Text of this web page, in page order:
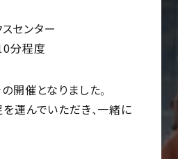
センター
分程度
開催となりました。
運んでいただき、一緒に